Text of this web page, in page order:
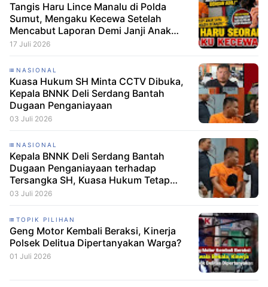
Tangis Haru Lince Manalu di Polda
Sumut, Mengaku Kecewa Setelah
Mencabut Laporan Demi Janji Anak
Dibebaskan
17 Juli 2026
NASIONAL
Kuasa Hukum SH Minta CCTV Dibuka,
Kepala BNNK Deli Serdang Bantah
Dugaan Penganiayaan
03 Juli 2026
NASIONAL
Kepala BNNK Deli Serdang Bantah
Dugaan Penganiayaan terhadap
Tersangka SH, Kuasa Hukum Tetap
Minta CCTV Dibuka
03 Juli 2026
TOPIK PILIHAN
Geng Motor Kembali Beraksi, Kinerja
Polsek Delitua Dipertanyakan Warga?
01 Juli 2026